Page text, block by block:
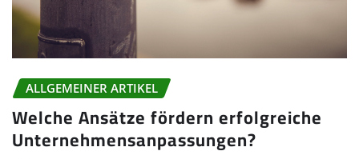
ALLGEMEINER ARTIKEL
Welche Ansätze fördern erfolgreiche
Unternehmensanpassungen?